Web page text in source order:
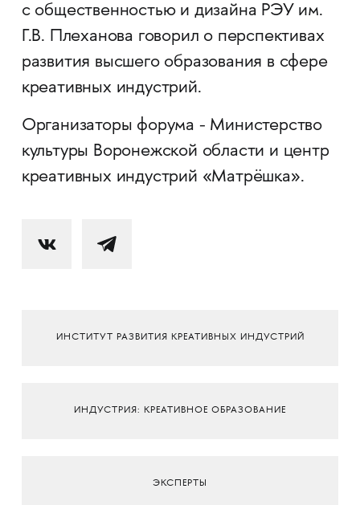
с общественностью и дизайна РЭУ им.
Г.В. Плеханова говорил о перспективах
развития высшего образования в сфере
креативных индустрий.
Организаторы форума - Министерство
культуры Воронежской области и центр
креативных индустрий «Матрёшка».
ИНСТИТУТ РАЗВИТИЯ КРЕАТИВНЫХ ИНДУСТРИЙ
ИНДУСТРИЯ: КРЕАТИВНОЕ ОБРАЗОВАНИЕ
ЭКСПЕРТЫ